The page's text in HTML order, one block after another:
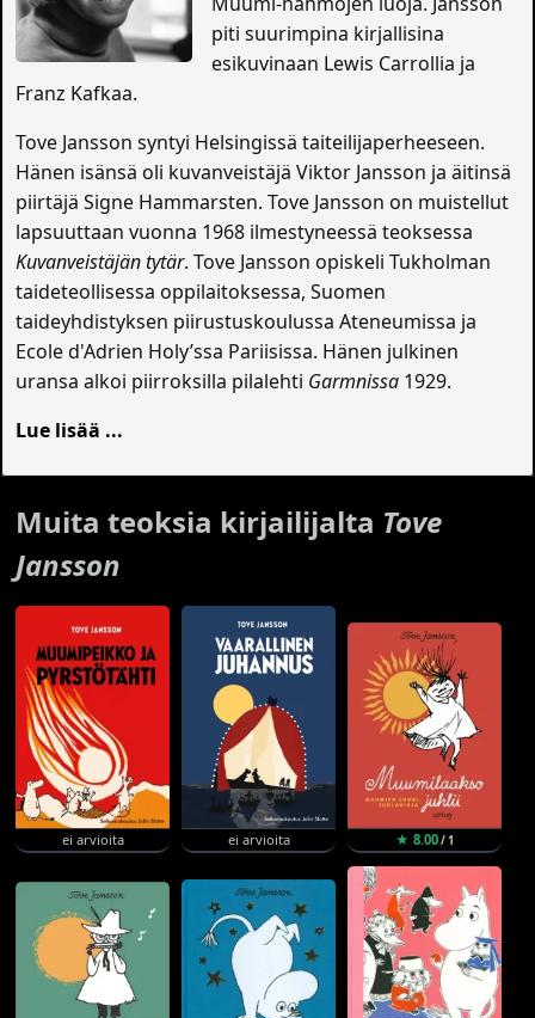
piti suurimpina kirjallisina
esikuvinaan Lewis Carrollia ja
Franz Kafkaa.
Tove Jansson syntyi Helsingissä taiteilijaperheeseen.
Hänen isänsä oli kuvanveistäjä Viktor Jansson ja äitinsä
piirtäjä Signe Hammarsten. Tove Jansson on muistellut
lapsuuttaan vuonna 1968 ilmestyneessä teoksessa
Kuvanveistäjän tytär. Tove Jansson opiskeli Tukholman
taideteollisessa oppilaitoksessa, Suomen
taideyhdistyksen piirustuskoulussa Ateneumissa ja
Ecole d'Adrien Holy’ssa Pariisissa. Hänen julkinen
uransa alkoi piirroksilla pilalehti Garmnissa 1929.
Lue lisää ...
Muita teoksia kirjailijalta Tove
Jansson
ei arvioita ei arvioita ★ 8.00/ 1